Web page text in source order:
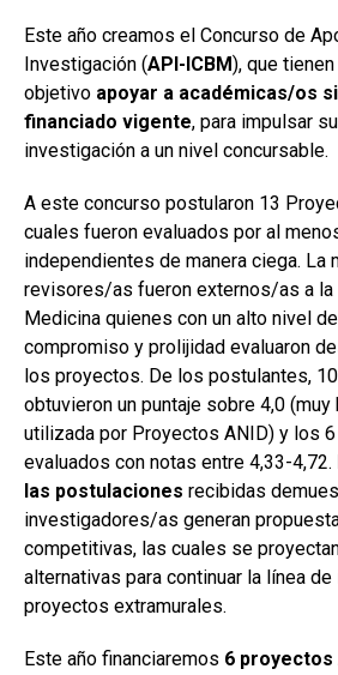
Este año creamos el Concurso de
Investigación (API-ICBM), que
objetivo apoyar a académicas/os
financiado vigente, para impulsar
investigación a un nivel concursable.
A este concurso postularon 13
cuales fueron evaluados por al
independientes de manera ciega. La
revisores/as fueron externos/as a la
Medicina quienes con un alto nivel
compromiso y prolijidad evaluaron
los proyectos. De los postulantes,
obtuvieron un puntaje sobre 4,0
utilizada por Proyectos ANID) y los
evaluados con notas entre 4,33-4,72.
las postulaciones recibidas
investigadores/as generan
competitivas, las cuales se
alternativas para continuar la línea
proyectos extramurales.
Este año financiaremos 6 proyectos